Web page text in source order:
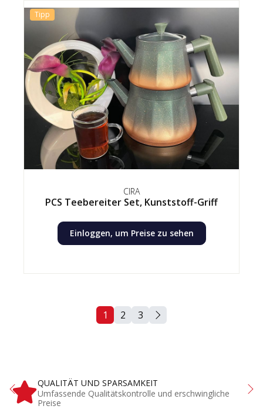
Tipp
CIRA
PCS Teebereiter Set, Kunststoff-Griff
Einloggen, um Preise zu sehen
1 2 3
QUALITÄT UND SPARSAMKEIT
Umfassende Qualitätskontrolle und erschwingliche
Preise